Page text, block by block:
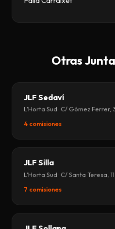
Otras
JLF Sedaví
L'Horta Sud · C/ Gómez Ferrer,
4 comisiones
JLF Silla
L'Horta Sud · C/ Santa Teresa, 11
7 comisiones